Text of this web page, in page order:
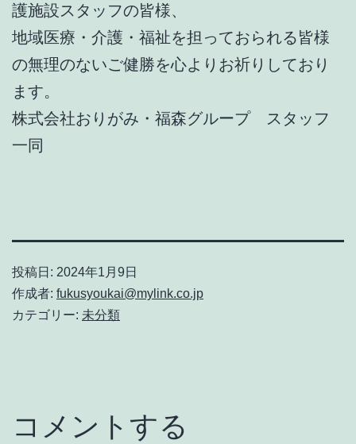
護施設スタッフの皆様、
地域医療・介護・福祉を担っておられる皆様
の無理のないご健勝を心よりお祈りしており
ます。
株式会社おりがみ・福森グループ スタッフ
一同
投稿日: 2024年1月9日
作成者: fukusyoukai@mylink.co.jp
カテゴリー: 未分類
コメントする